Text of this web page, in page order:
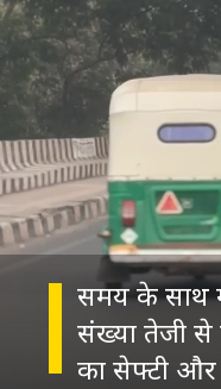
समय के साथ
संख्या तेजी से
का सेफ्टी और